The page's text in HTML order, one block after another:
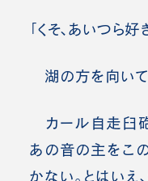
「くそ、あいつら
湖の方を向いて
カール自走臼砲
あの音の主をこ
かない。とはい